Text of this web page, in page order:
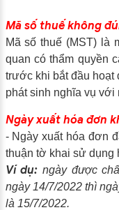
Mã số thuế không
Mã số thuế (MST) là
quan có thẩm quyền
trước khi bắt đầu hoạt
phát sinh nghĩa vụ
Ngày xuất hóa đơn
- Ngày xuất hóa đơn
thuận tờ khai sử dụng
Ví dụ: ngày được
ngày 14/7/2022 thì
là 15/7/2022.